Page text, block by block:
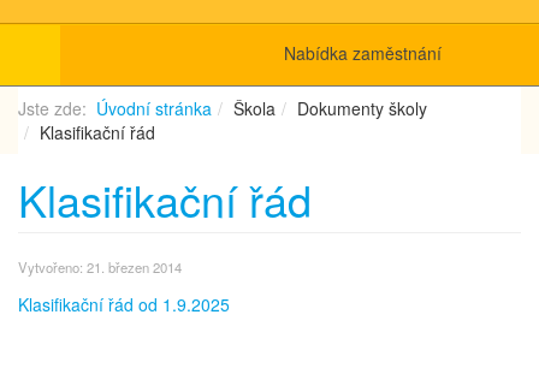
Nabídka zaměstnání
Jste zde: Úvodní stránka Škola
Dokumenty školy
Klasifikační řád
Klasifikační řád
Vytvořeno: 21. březen 2014
Klasifikační řád od 1.9.2025